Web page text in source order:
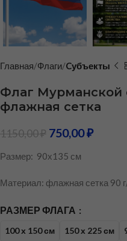
Главная Флаги Cубъекты
Флаг Мурманской
флажная сетка
1150,00₽ 750,00₽
Размер: 90х135 см
Материал: флажная сетка 90
РАЗМЕР ФЛАГА
100 х 150 см 150 х 225 см